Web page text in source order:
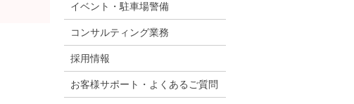
イベント・駐車場警備
コンサルティング業務
採用情報
お客様サポート・よくあるご質問